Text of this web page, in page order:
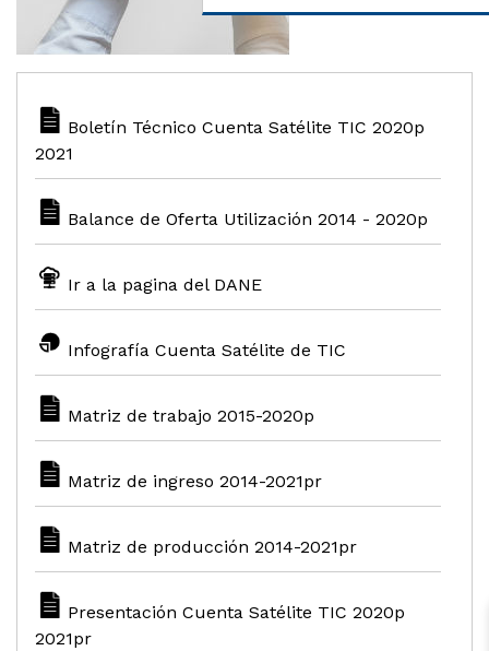
Boletín Técnico Cuenta Satélite TIC 2020p
2021
Balance de Oferta Utilización 2014 - 2020p
Ir a la pagina del DANE
Infografía Cuenta Satélite de TIC
Matriz de trabajo 2015-2020p
Matriz de ingreso 2014-2021pr
Matriz de producción 2014-2021pr
Presentación Cuenta Satélite TIC 2020p
2021pr